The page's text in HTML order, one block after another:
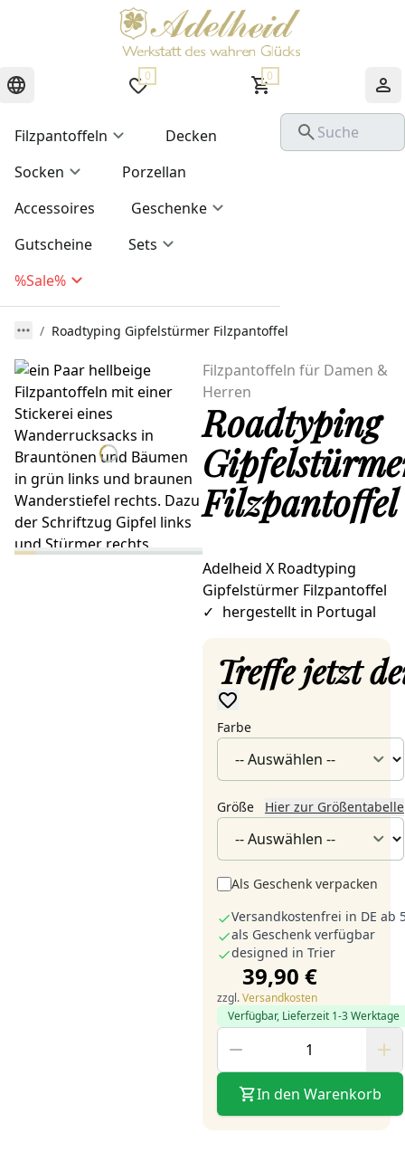
0 0
Filzpantoffeln
Decken
Socken
Porzellan
Accessoires
Geschenke
Gutscheine
Sets
%Sale%
Roadtyping Gipfelstürmer Filzpantoffel
Filzpantoffeln für Damen &
Herren
Roadtyping
Filzpantoffel
Adelheid X Roadtyping
Gipfelstürmer Filzpantoffel
✓ hergestellt in Portugal
Treffe jetzt
Farbe
Größe Hier zur Größentabelle
Als Geschenk verpacken
Versandkostenfrei in DE ab
als Geschenk verfügbar
designed in Trier
39,90 €
zzgl.Versandkosten
Verfügbar, Lieferzeit 1-3 Werktage
In den Warenkorb